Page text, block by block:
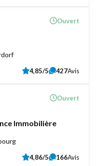
Ouvert
4,85/5 427Avis
Immobilière
Ouvert
4,86/5 166Avis